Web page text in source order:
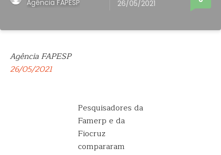
Agência FAPESP 26/05/2021
Agência FAPESP
26/05/2021
Pesquisadores da
Famerp e da
Fiocruz
compararam